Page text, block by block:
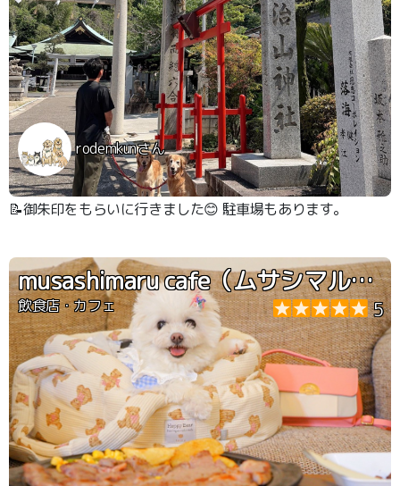
rodemkunさん
📝御朱印をもらいに行きました😊 駐車場もあります。
musashimaru cafe（ムサシマルカフェ）
飲食店・カフェ 5